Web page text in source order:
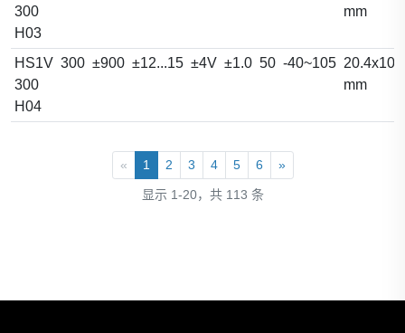
300
H03
mm
HS1V
300
H04
300 ±900 ±12...15 ±4V ±1.0 50 -40~105
mm
« 1 2 3 4 5 6 »
显示 1-20，共 113 条